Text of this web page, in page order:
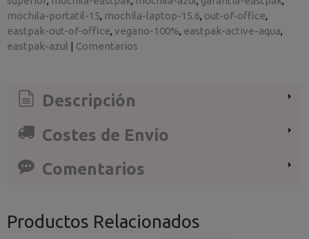
mochila-portatil-15 mochila-laptop-15.6 out-of-office
eastpak-out-of-office vegano-100% eastpak-active-aqua
eastpak-azul | Comentarios
Descripción
Costes de Envío
Comentarios
Productos Relacionados